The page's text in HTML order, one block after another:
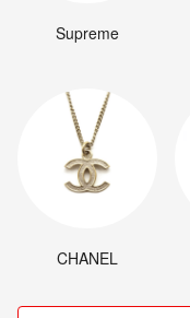
Supreme
CHANEL